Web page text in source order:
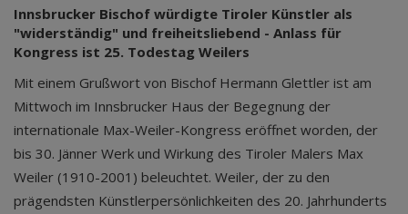
Innsbrucker Bischof würdigte Tiroler Künstler als
"widerständig" und freiheitsliebend - Anlass für
Kongress ist 25. Todestag Weilers
Mit einem Grußwort von Bischof Hermann Glettler ist am
Mittwoch im Innsbrucker Haus der Begegnung der
internationale Max-Weiler-Kongress eröffnet worden, der
bis 30. Jänner Werk und Wirkung des Tiroler Malers Max
Weiler (1910-2001) beleuchtet. Weiler, der zu den
prägendsten Künstlerpersönlichkeiten des 20. Jahrhunderts